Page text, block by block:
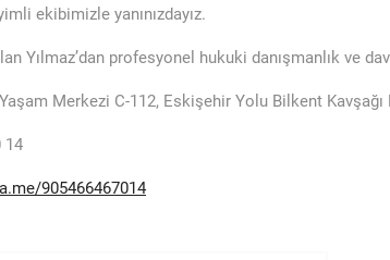
ekibimizle yanınızdayız.
Yılmaz’dan profesyonel hukuki danışmanlık ve
Merkezi C-112, Eskişehir Yolu Bilkent
14
905466467014